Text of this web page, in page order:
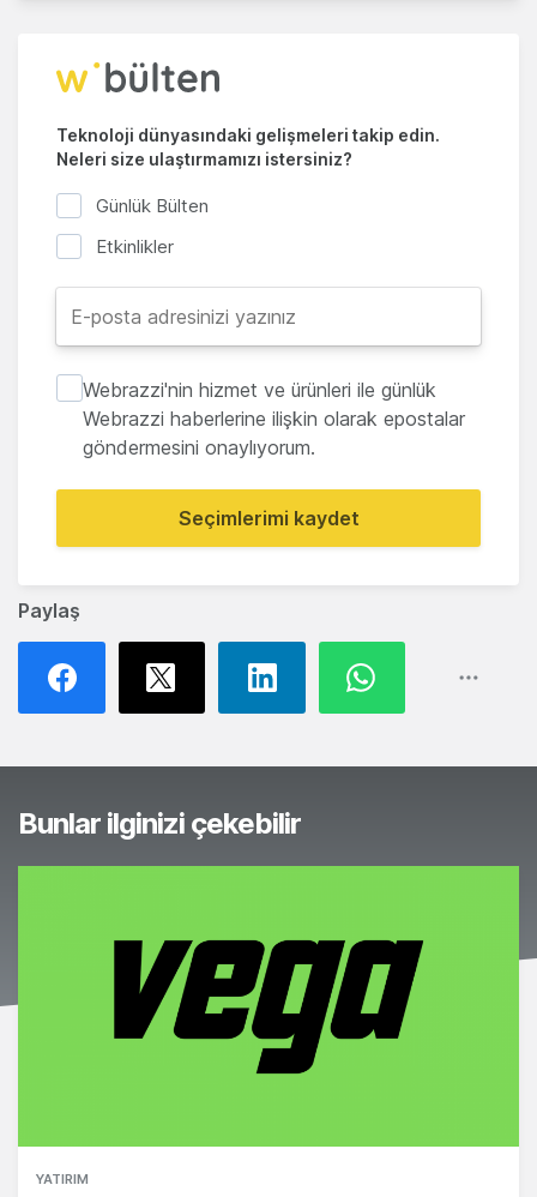
Paylaş
Teknoloji dünyasındaki gelişmeleri takip edin.
Neleri size ulaştırmamızı istersiniz?
Günlük Bülten
Etkinlikler
Webrazzi'nin hizmet ve ürünleri ile günlük
Webrazzi haberlerine ilişkin olarak epostalar
göndermesini onaylıyorum.
Seçimlerimi kaydet
Bunlar ilginizi çekebilir
YATIRIM